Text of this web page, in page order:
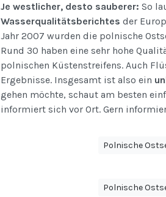
Je westlicher, desto sauberer: So
Wasserqualitätsberichtes der
Jahr 2007 wurden die polnische
Rund 30 haben eine sehr hohe
polnischen Küstenstreifens. Auch
Ergebnisse. Insgesamt ist also ein
gehen möchte, schaut am besten
informiert sich vor Ort. Gern
Polnische
Polnische